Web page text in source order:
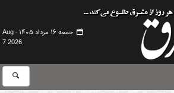
جمعه ۱۶ مرداد ۱۴۰۵ -
Aug
7 2026